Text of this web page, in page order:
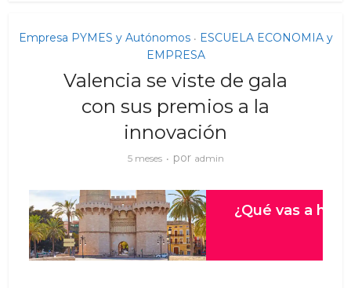
Empresa PYMES y Autónomos • ESCUELA ECONOMIA y
EMPRESA
Valencia se viste de gala
con sus premios a la
innovación
5 meses por admin